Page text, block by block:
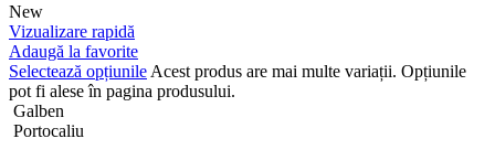
New
Vizualizare rapidă
Adaugă la favorite
Selectează opțiunile Acest produs are mai multe variații. Opțiunile
pot fi alese în pagina produsului.
Galben
Portocaliu